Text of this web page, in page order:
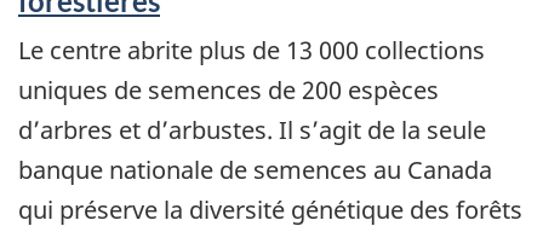
Le centre abrite plus de 13 000 collections
uniques de semences de 200 espèces
d’arbres et d’arbustes. Il s’agit de la seule
banque nationale de semences au Canada
qui préserve la diversité génétique des forêts